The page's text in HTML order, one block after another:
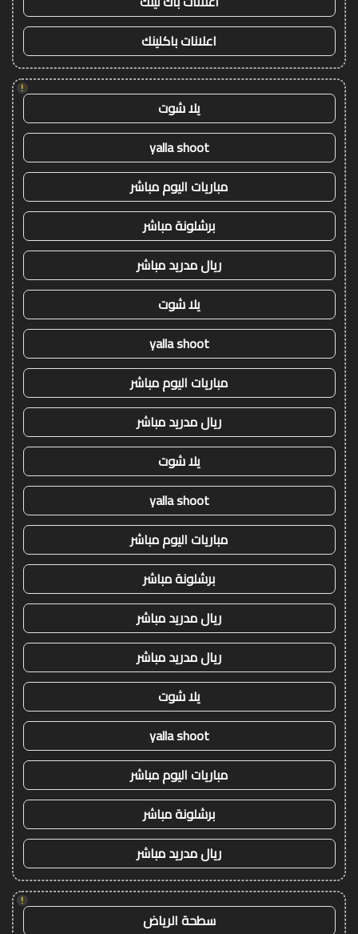
اعلانات باكلينك
!
يلا شوت
yalla shoot
مباريات اليوم مباشر
برشلونة مباشر
ريال مدريد مباشر
يلا شوت
yalla shoot
مباريات اليوم مباشر
ريال مدريد مباشر
يلا شوت
yalla shoot
مباريات اليوم مباشر
برشلونة مباشر
ريال مدريد مباشر
ريال مدريد مباشر
يلا شوت
yalla shoot
مباريات اليوم مباشر
برشلونة مباشر
ريال مدريد مباشر
!
سطحة الرياض